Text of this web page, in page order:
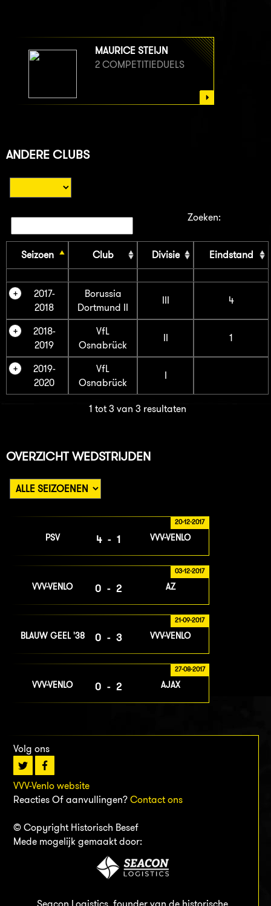
MAURICE STEIJN
2 COMPETITIEDUELS
ANDERE CLUBS
Zoeken:
Seizoen Club Divisie Eindstand
2017-
2018
Borussia
Dortmund II
III 4
2018-
2019
VfL
Osnabrück
II 1
2019-
2020
VfL
Osnabrück
I
1 tot 3 van 3 resultaten
OVERZICHT WEDSTRIJDEN
20-12-2017
PSV 4-1 VVV-VENLO
03-12-2017
VVV-VENLO 0-2 AZ
21-09-2017
BLAUW GEEL '38 0-3 VVV-VENLO
27-08-2017
VVV-VENLO 0-2 AJAX
Volg ons
VVV-Venlo website
Reacties Of aanvullingen? Contact ons
© Copyright Historisch Besef
Mede mogelijk gemaakt door: